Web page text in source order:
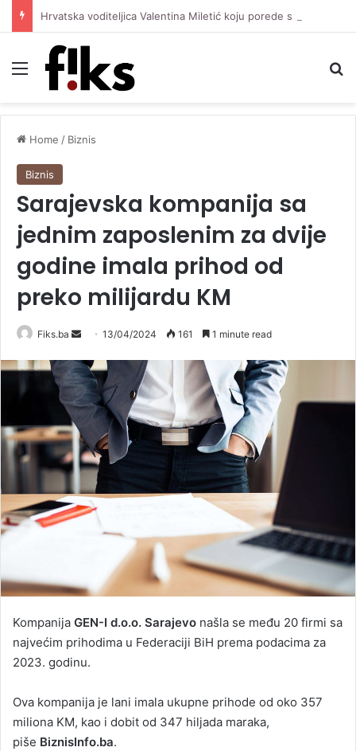
Menu
Home / Biznis
Biznis
Sarajevska kompanija sa
jednim zaposlenim za dvije
godine imala prihod od
preko milijardu KM
Fiks.ba
Send
email
13/04/2024 161 1 minute read
Kompanija GEN-I d.o.o. Sarajevo našla se među 20 firmi sa
najvećim prihodima u Federaciji BiH prema podacima za
2023. godinu.
Ova kompanija je lani imala ukupne prihode od oko 357
miliona KM, kao i dobit od 347 hiljada maraka,
piše BiznisInfo.ba.